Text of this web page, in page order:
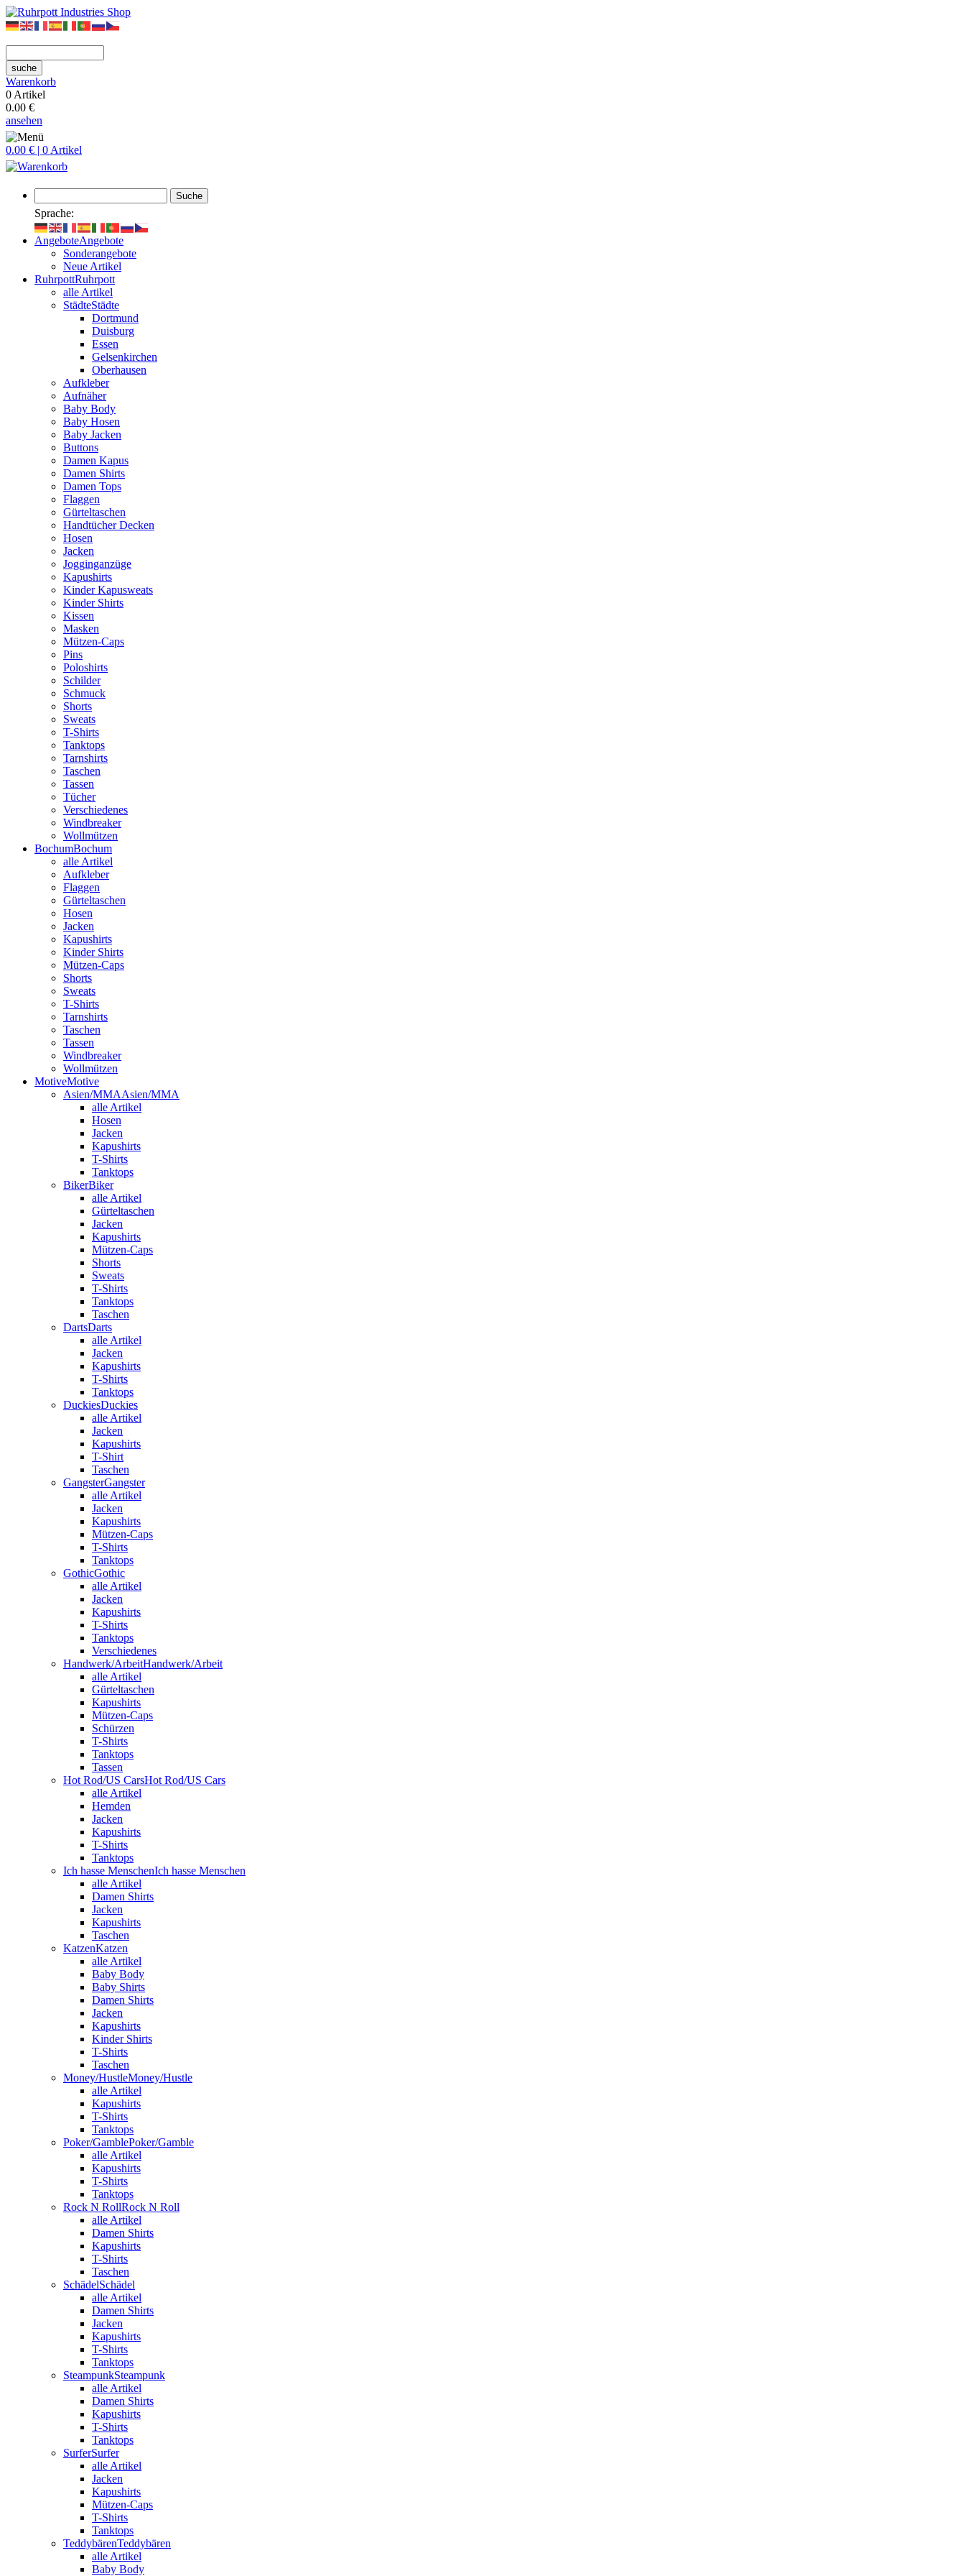
suche
Warenkorb
0 Artikel
0.00 €
ansehen
0.00 € | 0 Artikel
Suche
Sprache:
AngeboteAngebote
Sonderangebote
Neue Artikel
RuhrpottRuhrpott
alle Artikel
StädteStädte
Dortmund
Duisburg
Essen
Gelsenkirchen
Oberhausen
Aufkleber
Aufnäher
Baby Body
Baby Hosen
Baby Jacken
Buttons
Damen Kapus
Damen Shirts
Damen Tops
Flaggen
Gürteltaschen
Handtücher Decken
Hosen
Jacken
Jogginganzüge
Kapushirts
Kinder Kapusweats
Kinder Shirts
Kissen
Masken
Mützen-Caps
Pins
Poloshirts
Schilder
Schmuck
Shorts
Sweats
T-Shirts
Tanktops
Tarnshirts
Taschen
Tassen
Tücher
Verschiedenes
Windbreaker
Wollmützen
BochumBochum
alle Artikel
Aufkleber
Flaggen
Gürteltaschen
Hosen
Jacken
Kapushirts
Kinder Shirts
Mützen-Caps
Shorts
Sweats
T-Shirts
Tarnshirts
Taschen
Tassen
Windbreaker
Wollmützen
MotiveMotive
Asien/MMAAsien/MMA
alle Artikel
Hosen
Jacken
Kapushirts
T-Shirts
Tanktops
BikerBiker
alle Artikel
Gürteltaschen
Jacken
Kapushirts
Mützen-Caps
Shorts
Sweats
T-Shirts
Tanktops
Taschen
DartsDarts
alle Artikel
Jacken
Kapushirts
T-Shirts
Tanktops
DuckiesDuckies
alle Artikel
Jacken
Kapushirts
T-Shirt
Taschen
GangsterGangster
alle Artikel
Jacken
Kapushirts
Mützen-Caps
T-Shirts
Tanktops
GothicGothic
alle Artikel
Jacken
Kapushirts
T-Shirts
Tanktops
Verschiedenes
Handwerk/ArbeitHandwerk/Arbeit
alle Artikel
Gürteltaschen
Kapushirts
Mützen-Caps
Schürzen
T-Shirts
Tanktops
Tassen
Hot Rod/US CarsHot Rod/US Cars
alle Artikel
Hemden
Jacken
Kapushirts
T-Shirts
Tanktops
Ich hasse MenschenIch hasse Menschen
alle Artikel
Damen Shirts
Jacken
Kapushirts
Taschen
KatzenKatzen
alle Artikel
Baby Body
Baby Shirts
Damen Shirts
Jacken
Kapushirts
Kinder Shirts
T-Shirts
Taschen
Money/HustleMoney/Hustle
alle Artikel
Kapushirts
T-Shirts
Tanktops
Poker/GamblePoker/Gamble
alle Artikel
Kapushirts
T-Shirts
Tanktops
Rock N RollRock N Roll
alle Artikel
Damen Shirts
Kapushirts
T-Shirts
Taschen
SchädelSchädel
alle Artikel
Damen Shirts
Jacken
Kapushirts
T-Shirts
Tanktops
SteampunkSteampunk
alle Artikel
Damen Shirts
Kapushirts
T-Shirts
Tanktops
SurferSurfer
alle Artikel
Jacken
Kapushirts
Mützen-Caps
T-Shirts
Tanktops
TeddybärenTeddybären
alle Artikel
Baby Body